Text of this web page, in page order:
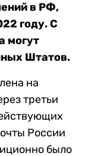
в РФ,
году. С
могут
Штатов.
на
третьи
России
было